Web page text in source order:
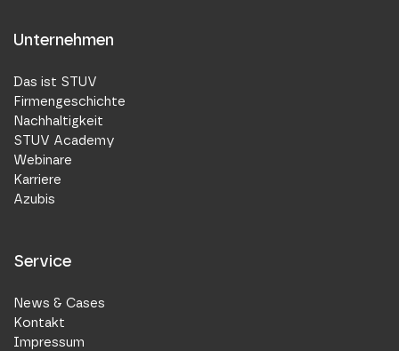
Unternehmen
Das ist STUV
Firmengeschichte
Nachhaltigkeit
STUV Academy
Webinare
Karriere
Azubis
Service
News & Cases
Kontakt
Impressum